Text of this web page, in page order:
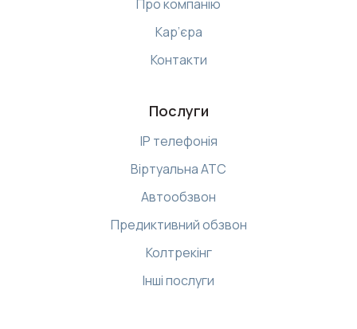
Про компанію
Кар’єра
Контакти
Послуги
IP телефонія
Віртуальна АТС
Автообзвон
Предиктивний обзвон
Колтрекінг
Інші послуги